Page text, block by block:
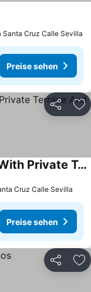
Santa Cruz Calle Sevilla
Preise sehen
Teilen
Holiday Home Una Casa Azul With Private Terrace And Air Conditioning
Cruz Calle Sevilla
Preise sehen
Teilen